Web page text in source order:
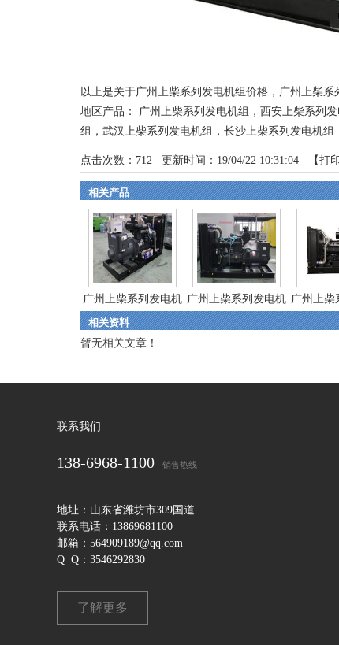
以上是关于广州上柴系列发电机组价格，广州上柴
地区产品： 广州上柴系列发电机组 ， 西安上柴系列发
组 ， 武汉上柴系列发电机组 ， 长沙上柴系列发电机组
点击次数： 712 更新时间：19/04/22 10:31:04 【打
相关产品
广州上柴系列发电机
组
广州上柴系列发电机
组
广州上柴
相关资料
暂无相关文章！
联系我们
138-6968-1100 销售热线
地址：山东省潍坊市309国道
联系电话：13869681100
邮箱：564909189@qq.com
Q Q：3546292830
了解更多